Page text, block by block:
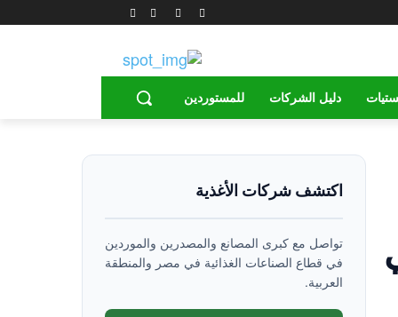
دليل الشركات للمستوردين
اكتشف شركات الأغذية
تواصل مع كبرى المصانع والمصدرين والموردين
في قطاع الصناعات الغذائية في مصر والمنطقة
العربية.